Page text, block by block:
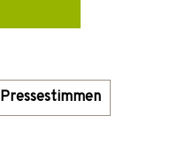
Pressestimmen